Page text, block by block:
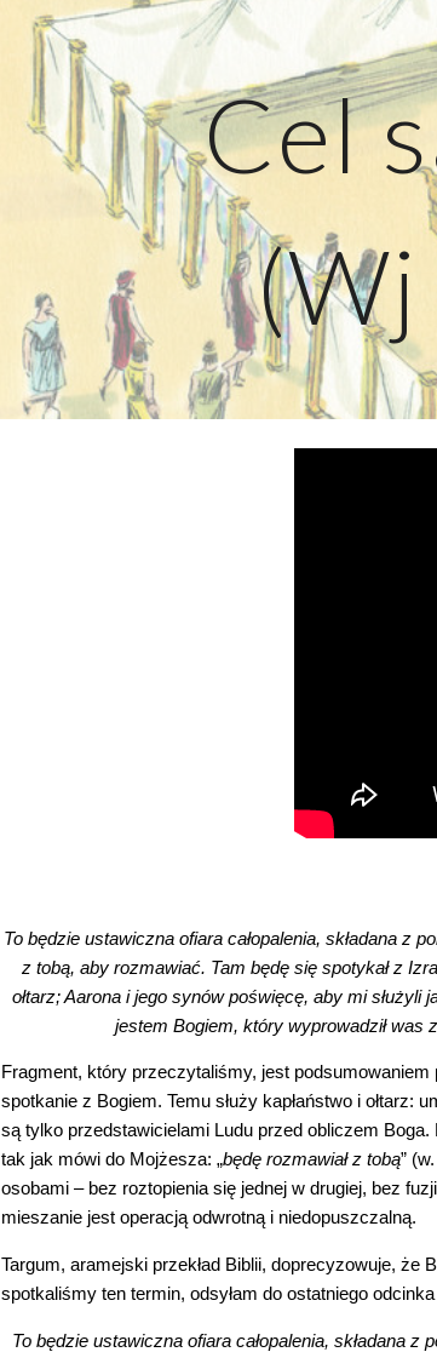
Skip to main content
Cel
To będzie ustawiczna ofiara całopalenia, składana z
z tobą, aby rozmawiać. Tam będę się spotykał z
ołtarz; Aarona i jego synów poświęcę, aby mi służyli
jestem Bogiem, który wyprowadził was
Fragment, który przeczytaliśmy, jest
spotkanie z Bogiem. Temu służy kapłaństwo i ołtarz:
są tylko przedstawicielami Ludu przed obliczem Boga.
tak jak mówi do Mojżesza: „będę rozmawiał z tobą”
osobami – bez roztopienia się jednej w drugiej, bez
mieszanie jest operacją odwrotną i niedopuszczalną.
Targum, aramejski przekład Biblii, doprecyzowuje, że
spotkaliśmy ten termin, odsyłam do ostatniego
To będzie ustawiczna ofiara całopalenia, składana